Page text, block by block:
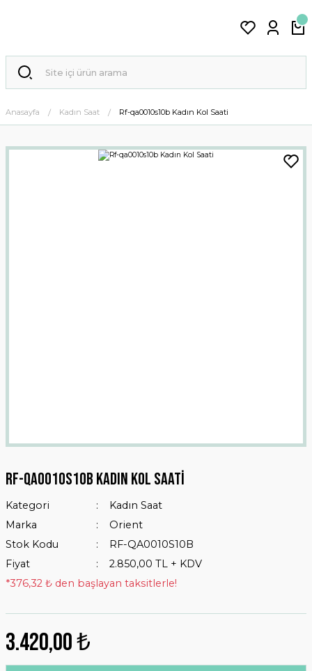
Anasayfa Kadın Saat Rf-qa0010s10b Kadın Kol Saati
Rf-qa0010s10b Kadın Kol Saati
Kategori
Kadın Saat
Marka
Orient
Stok Kodu
RF-QA0010S10B
Fiyat
2.850,00 TL + KDV
*376,32 ₺ den başlayan taksitlerle!
3.420,00 ₺